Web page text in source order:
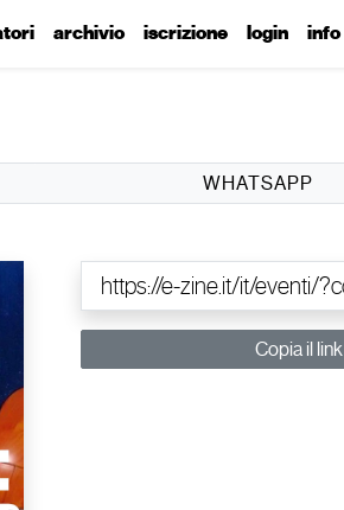
archivio iscrizione login info
WHATSAPP
Copia il link